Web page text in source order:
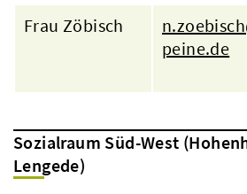
Frau Zöbisch
peine.de
Sozialraum Süd-West
Lengede)